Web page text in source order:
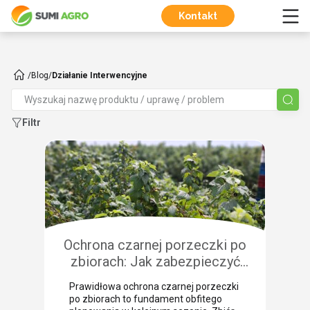
Kontakt
/Blog/Działanie Interwencyjne
Filtr
Ochrona czarnej porzeczki po
zbiorach: Jak zabezpieczyć
plantację przed chorobami i
szkodnikami?
Prawidłowa ochrona czarnej porzeczki
po zbiorach to fundament obfitego